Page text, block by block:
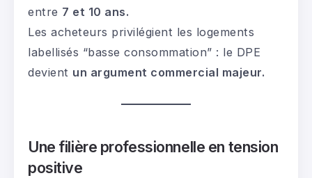
entre 7 et 10 ans.
Les acheteurs privilégient les logements
labellisés “basse consommation” : le DPE
devient un argument commercial majeur.
Une filière professionnelle en tension
positive